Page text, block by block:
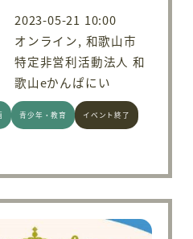
2023-05-21 10:00
オンライン, 和歌山市
特定非営利活動法人 和
歌山eかんぱにい
青少年・教育 イベント終了